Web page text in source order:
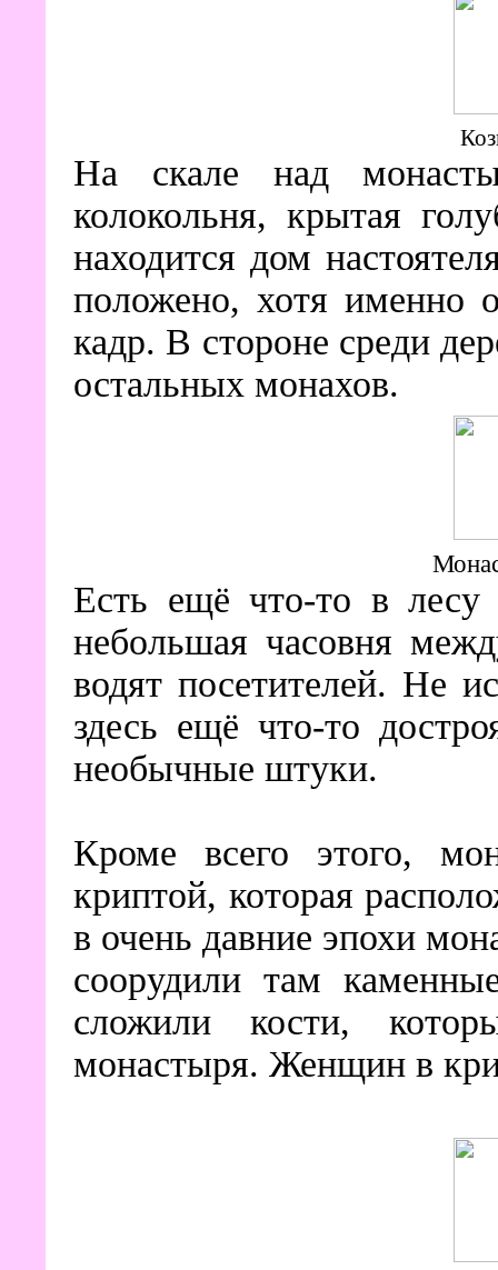
На скале над
колокольня, крытая
находится дом
положено, хотя именно
кадр. В стороне среди
остальных монахов.
Есть ещё что-то в лесу
небольшая часовня
водят посетителей. Не
здесь ещё что-то
необычные штуки.
Кроме всего этого,
криптой, которая
в очень давние эпохи
соорудили там
сложили кости,
монастыря. Женщин в